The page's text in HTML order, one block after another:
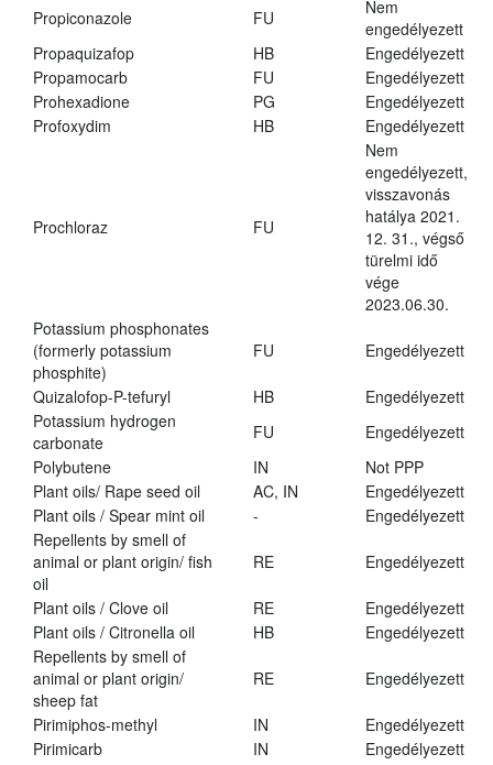
Propiconazole FU
Nem
engedélyezett
Propaquizafop
HB
Engedélyezett
Propamocarb
FU
Engedélyezett
Prohexadione
PG
Engedélyezett
Profoxydim
HB Engedélyezett
Prochloraz FU
Nem
engedélyezett,
visszavonás
hatálya 2021.
12. 31., végső
türelmi idő
vége
2023.06.30.
Potassium phosphonates
(formerly potassium
phosphite)
FU Engedélyezett
Quizalofop-P-tefuryl HB
Engedélyezett
Potassium hydrogen
carbonate
FU
Engedélyezett
Polybutene
IN
Not PPP
Plant oils/ Rape seed oil
AC, IN
Engedélyezett
Plant oils / Spear mint oil
-
Engedélyezett
Repellents by smell of
animal or plant origin/ fish
oil
RE Engedélyezett
Plant oils / Clove oil RE
Engedélyezett
Plant oils / Citronella oil
HB
Engedélyezett
Repellents by smell of
animal or plant origin/
sheep fat
RE Engedélyezett
Pirimiphos-methyl IN
Engedélyezett
Pirimicarb
IN
Engedélyezett